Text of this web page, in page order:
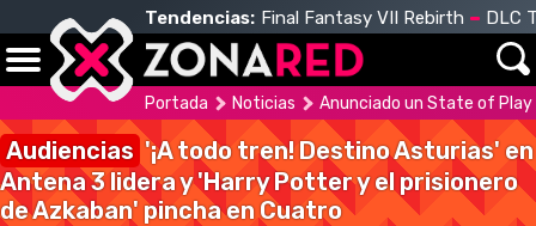
Tendencias: Final Fantasy VII Rebirth DLC
Portada Noticias Anunciado un State of
Audiencias '¡A todo tren! Destino Asturias' en
Antena 3 lidera y 'Harry Potter y el prisionero
de Azkaban' pincha en Cuatro